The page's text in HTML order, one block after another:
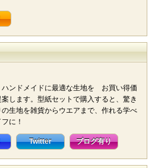
ハンドメイドに最適な生地を お買い得価
します。型紙セットで購入すると、驚き
生地を雑貨からウエアまで、作れる学べ
に！
Twitter ブログ有り